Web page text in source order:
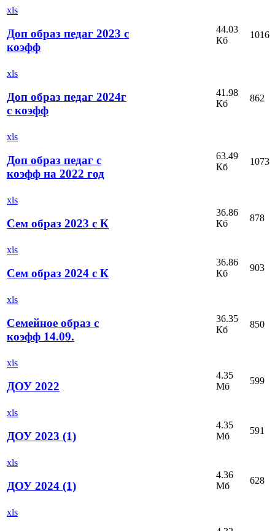
xls
Доп образ педаг 2023 с
коэфф
44.03
Кб
1016
xls
Доп образ педаг 2024г
с коэфф
41.98
Кб
862
xls
Доп образ педаг с
коэфф на 2022 год
63.49
Кб
1073
xls
Сем образ 2023 с К
36.86
Кб
878
xls
Сем образ 2024 с К
36.86
Кб
903
xls
Семейное образ с
коэфф 14.09.
36.35
Кб
850
xls
ДОУ 2022
4.35
Мб
599
xls
ДОУ 2023 (1)
4.35
Мб
591
xls
ДОУ 2024 (1)
4.36
Мб
628
xls